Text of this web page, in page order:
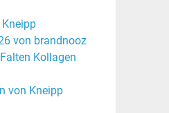
von brandnooz
Kollagen
von Kneipp